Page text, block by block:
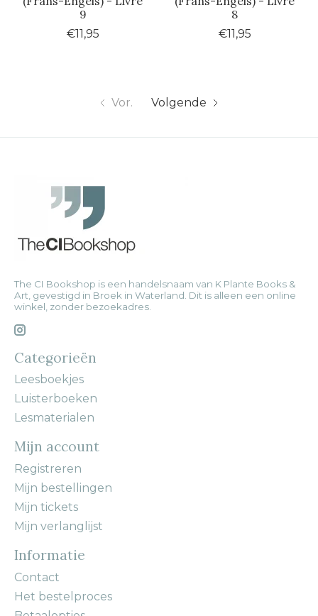
9
€11,95
8
€11,95
Vor. Volgende
The CI Bookshop is een handelsnaam van K Plante Books &
Art, gevestigd in Broek in Waterland. Dit is alleen een online
winkel, zonder bezoekadres.
Categorieën
Leesboekjes
Luisterboeken
Lesmaterialen
Mijn account
Registreren
Mijn bestellingen
Mijn tickets
Mijn verlanglijst
Informatie
Contact
Het bestelproces